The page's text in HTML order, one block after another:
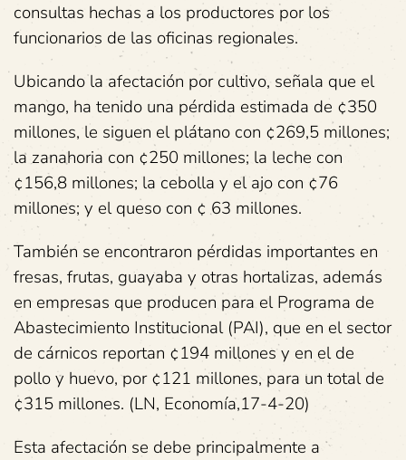
consultas hechas a los productores por los
funcionarios de las oficinas regionales.
Ubicando la afectación por cultivo, señala que el
mango, ha tenido una pérdida estimada de ¢350
millones, le siguen el plátano con ¢269,5 millones;
la zanahoria con ¢250 millones; la leche con
¢156,8 millones; la cebolla y el ajo con ¢76
millones; y el queso con ¢ 63 millones.
También se encontraron pérdidas importantes en
fresas, frutas, guayaba y otras hortalizas, además
en empresas que producen para el Programa de
Abastecimiento Institucional (PAI), que en el sector
de cárnicos reportan ¢194 millones y en el de
pollo y huevo, por ¢121 millones, para un total de
¢315 millones. (LN, Economía,17-4-20)
Esta afectación se debe principalmente a